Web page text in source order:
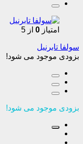
امتیاز 0 از 5
سولفا تابرنیل
بزودی موجود می شود!
بزودی موجود می شود!